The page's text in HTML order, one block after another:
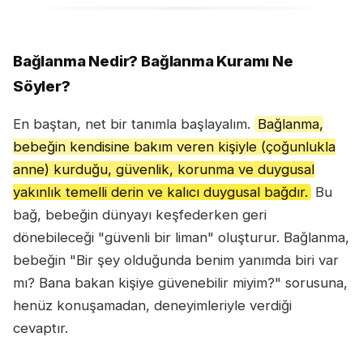
Bağlanma Nedir? Bağlanma Kuramı Ne
Söyler?
En baştan, net bir tanımla başlayalım. Bağlanma,
bebeğin kendisine bakım veren kişiyle (çoğunlukla
anne) kurduğu, güvenlik, korunma ve duygusal
yakınlık temelli derin ve kalıcı duygusal bağdır. Bu
bağ, bebeğin dünyayı keşfederken geri
dönebileceği "güvenli bir liman" oluşturur. Bağlanma,
bebeğin "Bir şey olduğunda benim yanımda biri var
mı? Bana bakan kişiye güvenebilir miyim?" sorusuna,
henüz konuşamadan, deneyimleriyle verdiği
cevaptır.